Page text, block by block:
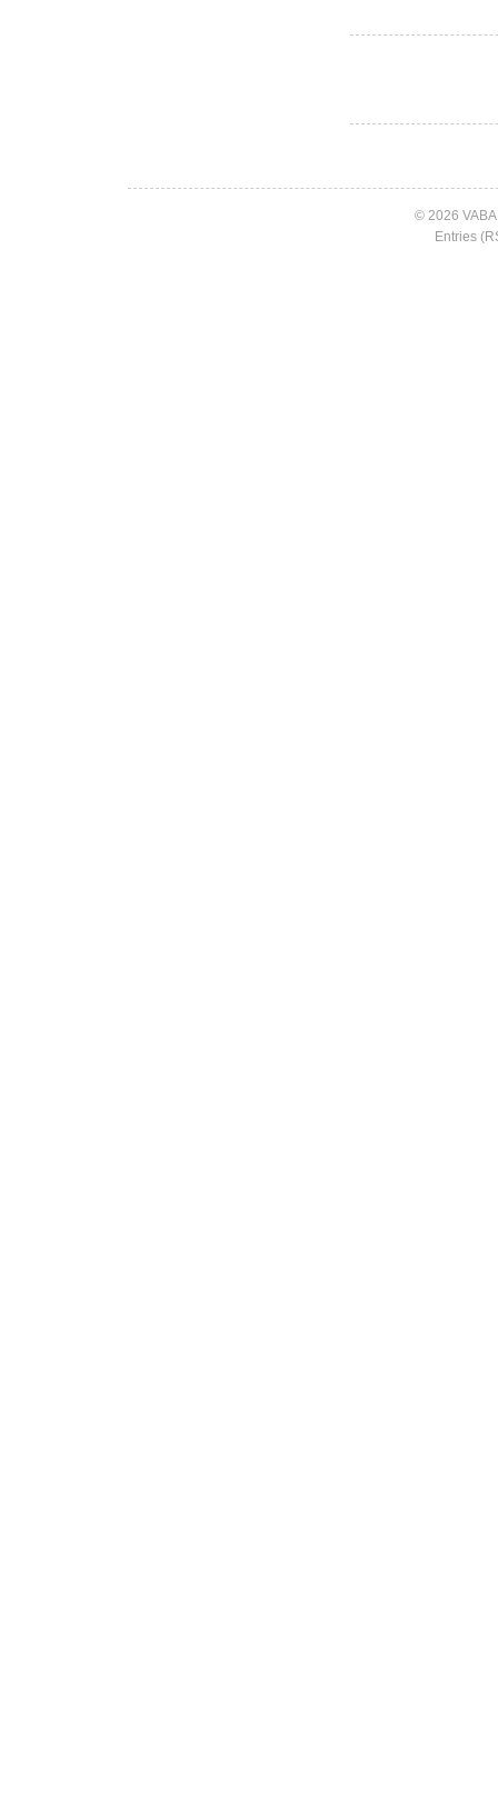
© 2026
Entries